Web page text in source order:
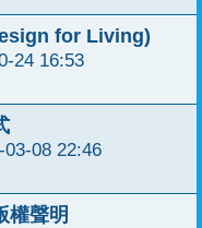
for Living)
24 16:53
03-08 22:46
權聲明